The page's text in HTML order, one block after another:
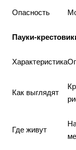
Опасность
Пауки-
Характеристика
Как выглядят
Где живут